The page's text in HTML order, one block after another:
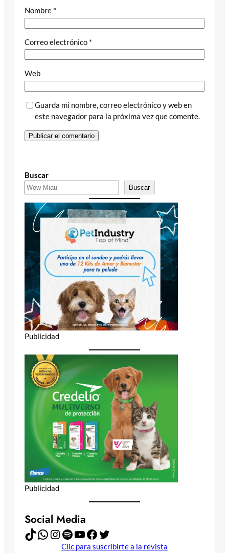
Nombre *
Correo electrónico *
Web
Guarda mi nombre, correo electrónico y web en
este navegador para la próxima vez que comente.
Buscar
Buscar
Publicidad
Publicidad
Social Media
TikTok WhatsApp Instagram Spotify YouTube Facebook Twitter
Clic para suscribirte a la revista